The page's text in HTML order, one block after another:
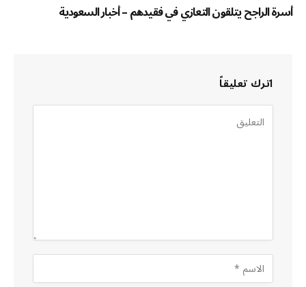
أسرة الراجح يتلقون التعازي في فقيدهم – أخبار السعودية
اترك تعليقاً